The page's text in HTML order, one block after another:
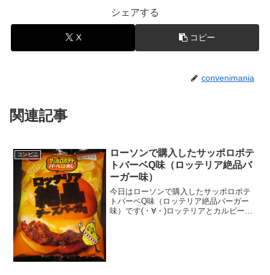
シェアする
X コピー
convenimania
関連記事
コンビニ
ローソンで購入したサッポロポテ
トバーベQ味（ロッテリア絶品バ
ーガー味）
今日はローソンで購入したサッポロポテ
トバーベQ味（ロッテリア絶品バーガー
味）です(・∀・)ロッテリアとカルビーの